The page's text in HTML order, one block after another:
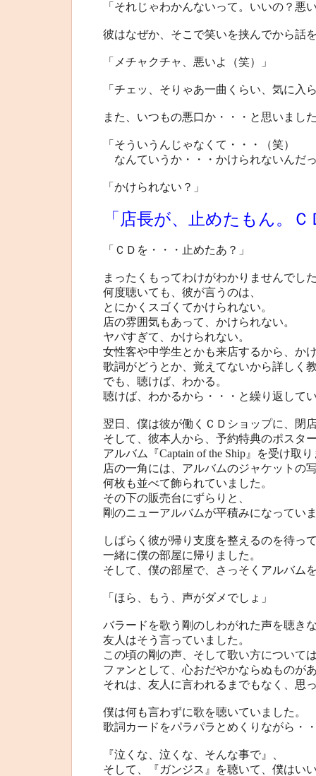
「それじゃわかんないって。いいの？悪
彼はなぜか、そこで笑いを挟んでから話
「メチャクチャ、悪いよ（笑）」
「チェッ、そりゃあ一曲くらい、気に入
また、いつもの悪口か・・・と思いまし
「そういうんじゃなくて・・・（笑）
なんていうか・・・かけられないんだ
「かけられない？」
「店長が、止めたもん。Ｃ
「ＣＤを・・・止めたあ？」
まったくもってわけがわかりませんでし
何度聴いても、彼が言うのは、
とにかくスゴくてかけられない。
店の雰囲気もあって、かけられない。
ヤバすぎて、かけられない。
女性客や中学生とかも来店するから、か
歌詞がどうとか、覚えてないから詳しく
でも、聴けば、わかる。
聴けば、わかるから・・・と繰り返して
翌日、僕は彼が働くＣＤショップに、閉
そして、彼本人から、予約特典のポスタ
アルバム『Captain of the Ship』を受け取
店の一角には、アルバムのジャケットの
何枚も並べて飾られていました。
その下の販売台にずらりと、
剛のニューアルバムが平積みになってい
しばらく彼が帰り支度を整えるのを待っ
一緒に僕の部屋に帰りました。
そして、僕の部屋で、さっそくアルバム
「ほら、もう、声がダメでしょ」
バラードを歌う剛のしわがれた声を聴き
友人はそう言っていました。
この頃の剛の声、そして歌い方について
ファンとして、心おだやかならぬものが
それは、友人に言われるまでもなく、思
僕は何も言わずに歌を聴いていました。
歌詞カードをパラパラとめくりながら・
『泣くな、泣くな、そんな事で』、
そして、『ガンジス』を聴いて、僕はい